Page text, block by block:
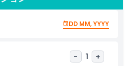
クリークで旧ドバイの趣を発見してく
乗車はカップル、家族、グループに最
の華やかな登場でも、当社のリムジン
シュに街を巡るのにぴったりです。ご
員のリムジンをご用意しています。象
DD MM, YYYY
- 1 +